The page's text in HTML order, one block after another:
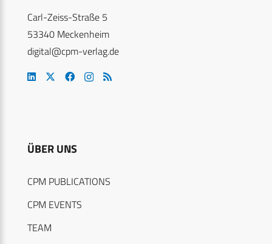
Carl-Zeiss-Straße 5
53340 Meckenheim
digital@cpm-verlag.de
ÜBER UNS
CPM PUBLICATIONS
CPM EVENTS
TEAM